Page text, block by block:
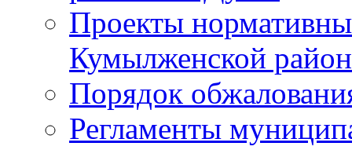
Проекты
Кумылженской
Порядок
Регламенты